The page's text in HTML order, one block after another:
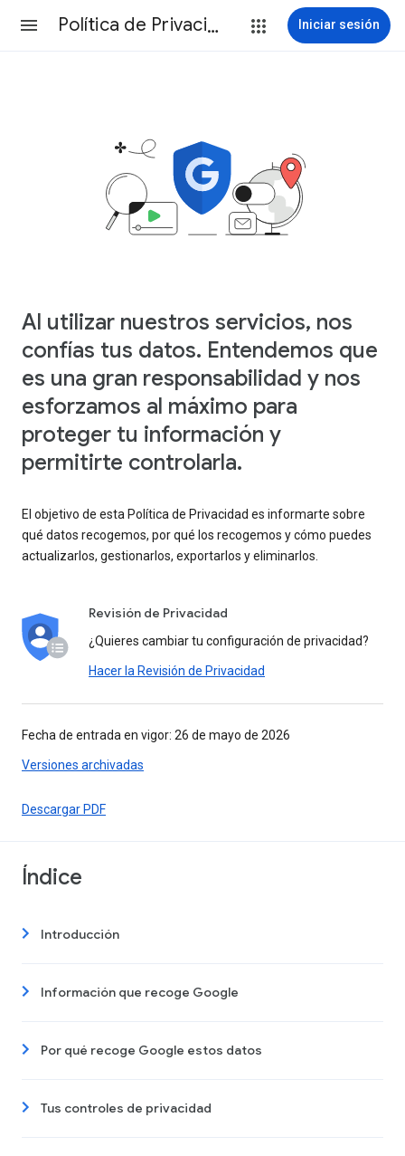
Política de Privacidad Iniciar sesión
Al utilizar nuestros servicios, nos
confías tus datos. Entendemos que
es una gran responsabilidad y nos
esforzamos al máximo para
proteger tu información y
permitirte controlarla.
El objetivo de esta Política de Privacidad es informarte sobre
qué datos recogemos, por qué los recogemos y cómo puedes
actualizarlos, gestionarlos, exportarlos y eliminarlos.
Revisión de Privacidad
¿Quieres cambiar tu configuración de privacidad?
Hacer la Revisión de Privacidad
Fecha de entrada en vigor: 26 de mayo de 2026
Versiones archivadas
Descargar PDF
Índice
Introducción
Información que recoge Google
Por qué recoge Google estos datos
Tus controles de privacidad